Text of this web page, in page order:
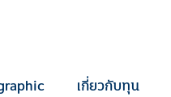
เกี่ยวกับทุน